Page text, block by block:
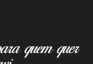
quem quer